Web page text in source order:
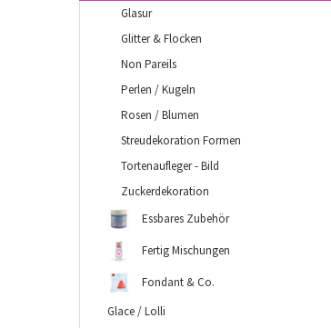
Glasur
Glitter & Flocken
Non Pareils
Perlen / Kugeln
Rosen / Blumen
Streudekoration Formen
Tortenaufleger - Bild
Zuckerdekoration
Essbares Zubehör
Fertig Mischungen
Fondant & Co.
Glace / Lolli